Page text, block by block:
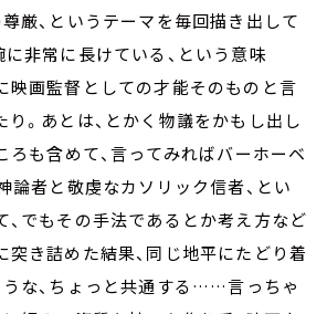
厳、というテーマを毎回描き出して
非常に長けている、という意味
画監督としての才能そのものと言
り。あとは、とかく物議をかもし出し
ろも含めて、言ってみればバーホーベ
論者と敬虔なカソリック信者、とい
、でもその手法であるとか考え方など
突き詰めた結果、同じ地平にたどり着
うな、ちょっと共通する……言っちゃ